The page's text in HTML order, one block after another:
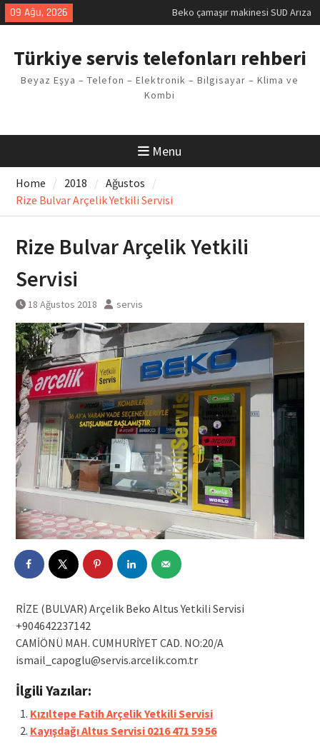
Skip
to
09 Ağu, 2026
Beko çamaşır makinesi SUD Arıza
Kodu
Kodu
Arızası Çözümü
E02 Arıza Kodu Regal kombi
Viessmann kombi F3 Hatası
Çözüm Yöntemleri
Türkiye servis telefonları rehberi
Beyaz Eşya – Telefon – Elektronik – Bilgisayar – Klima ve
Kombi
Menu
Home 2018
Ağustos
Rize Bulvar Arçelik Yetkili Servisi
Rize Bulvar Arçelik Yetkili
Servisi
18 Ağustos 2018 servis
RİZE (BULVAR) Arçelik Beko Altus Yetkili Servisi
+904642237142
CAMİÖNÜ MAH. CUMHURİYET CAD. NO:20/A
ismail_capoglu@servis.arcelik.com.tr
İlgili Yazılar:
Kızıltepe Fatih Arçelik Yetkili Servisi
Kayışdağı Altus Servisi 0216 471 59 56